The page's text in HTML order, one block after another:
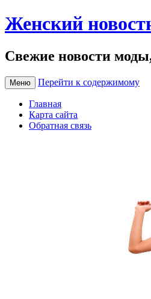
Женский
Свежие новости
Меню Перейти к содержимому
Главная
Карта сайта
Обратная связь